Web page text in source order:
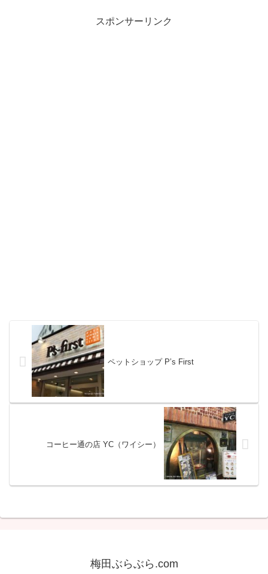
地下1Fのデパ地下エリアです。
からいろいろなタイガースグッ
スポンサーリンク
ペットショップ P’s First
コーヒー通の店 YC（ワイシー）
梅田ぶらぶら.com